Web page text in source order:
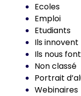
Ecoles
Emploi
Etudiants
Ils innovent
Ils nous
Non classé
Portrait
Webinaires